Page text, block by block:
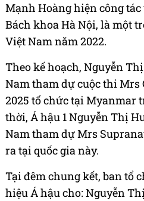
Mạnh Hoàng hiện công
Bách khoa Hà Nội, là một
Việt Nam năm 2022.
Theo kế hoạch, Nguyễn
Nam tham dự cuộc thi
2025 tổ chức tại Myanmar
thời, Á hậu 1 Nguyễn Thị
Nam tham dự Mrs
ra tại quốc gia này.
Tại đêm chung kết, ban tổ
hiệu Á hậu cho: Nguyễn